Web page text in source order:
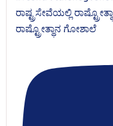
ರಾಷ್ಟ್ರಸೇವೆಯಲ್ಲಿ
ರಾಷ್ಟ್ರೋತ್ಥಾನ ಗೋಶಾಲೆ